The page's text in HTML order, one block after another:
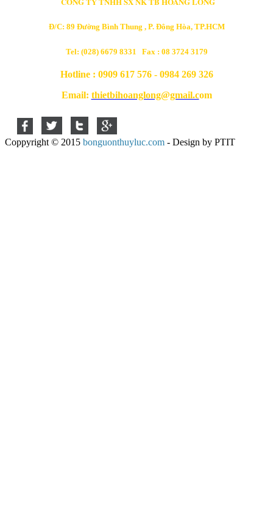
Đ/C: 89 Đường Bình Thung , P. Đông Hòa, TP.HCM
Tel: (028) 6679 8331 Fax : 08 3724 3179
Hotline : 0909 617 576 - 0984 269 326
Email: thietbihoanglong@gmail.com
Coppyright © 2015 bonguonthuyluc.com - Design by PTIT